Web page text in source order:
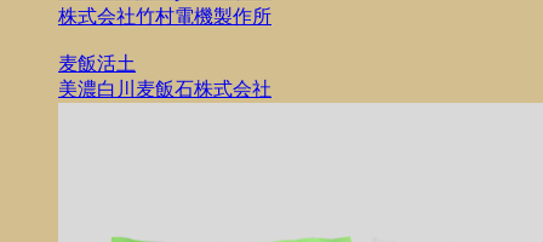
株式会社竹村電機製作所
麦飯活土
美濃白川麦飯石株式会社